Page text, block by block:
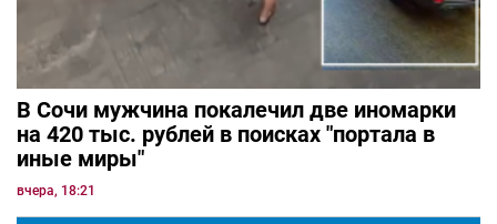
В Сочи мужчина покалечил две иномарки
на 420 тыс. рублей в поисках "портала в
иные миры"
вчера, 18:21